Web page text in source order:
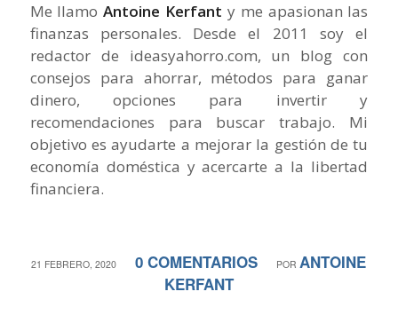
Me llamoAntoine Kerfant y me apasionan las
finanzas personales. Desde el 2011 soy el
redactor de ideasyahorro.com, un blog con
consejos para ahorrar, métodos para ganar
dinero, opciones para invertir y
recomendaciones para buscar trabajo. Mi
objetivo es ayudarte a mejorar la gestión de tu
economía doméstica y acercarte a la libertad
financiera.
21 FEBRERO, 2020
/ 0 COMENTARIOS
/ POR ANTOINE
KERFANT